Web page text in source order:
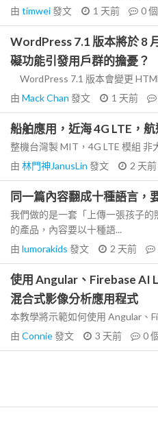
由 timwei發文 1 天前 0
WordPress 7.1 版本將於 8
礙功能引發用戶群的擔憂？
WordPress 7.1 版本會變更
由 Mack Chan 發文 1 天前
船舶應用，近海 4G LTE，
整機台灣製 MIT，4G LTE 模組 非
由 林門神JanusLin 發文 2 天前
同一篇內容翻成十種語言，
我們做的是一套「上傳一張孩子的
的產品，內容要以十種語...
由 lumorakids 發文 2 天前
使用 Angular、Firebase AI
混合式影像分析應用程式
本教學將示範如何使用 Angular、
由 Connie發文 3 天前 0